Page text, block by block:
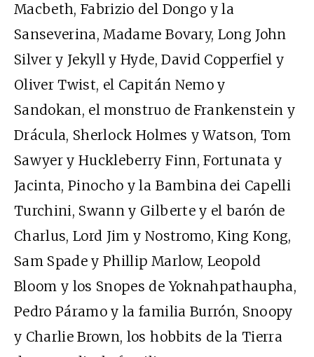
Macbeth, Fabrizio del Dongo y la
Sanseverina, Madame Bovary, Long John
Silver y Jekyll y Hyde, David Copperfiel y
Oliver Twist, el Capitán Nemo y
Sandokan, el monstruo de Frankenstein y
Drácula, Sherlock Holmes y Watson, Tom
Sawyer y Huckleberry Finn, Fortunata y
Jacinta, Pinocho y la Bambina dei Capelli
Turchini, Swann y Gilberte y el barón de
Charlus, Lord Jim y Nostromo, King Kong,
Sam Spade y Phillip Marlow, Leopold
Bloom y los Snopes de Yoknahpathaupha,
Pedro Páramo y la familia Burrón, Snoopy
y Charlie Brown, los hobbits de la Tierra